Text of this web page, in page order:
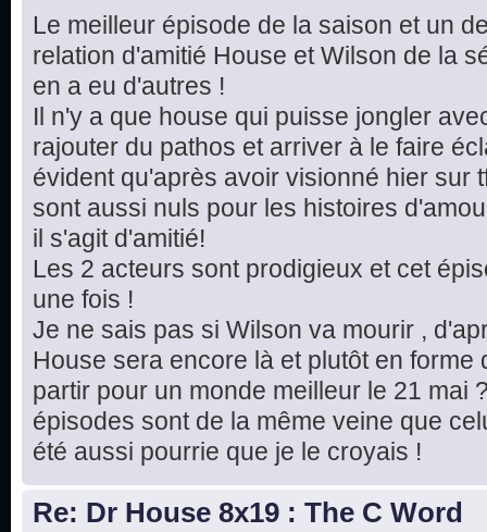
Le meilleur épisode de la saison et un
relation d'amitié House et Wilson de la
en a eu d'autres !
Il n'y a que house qui puisse jongler
rajouter du pathos et arriver à le faire
évident qu'après avoir visionné hier sur
sont aussi nuls pour les histoires
il s'agit d'amitié!
Les 2 acteurs sont prodigieux et cet
une fois !
Je ne sais pas si Wilson va mourir ,
House sera encore là et plutôt en forme
partir pour un monde meilleur le 21 mai
épisodes sont de la même veine que
été aussi pourrie que je le croyais !
Re: Dr House 8x19 : The C Word